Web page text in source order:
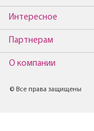
Интересное
Партнерам
О компании
© Все права защищены